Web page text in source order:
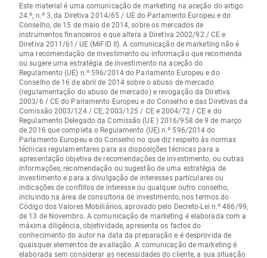
Este material é uma comunicação de marketing na aceção do artigo
24.º, n.º 3, da Diretiva 2014/65 / UE do Parlamento Europeu e do
Conselho, de 15 de maio de 2014, sobre os mercados de
instrumentos financeiros e que altera a Diretiva 2002/92 / CE e
Diretiva 2011/61/ UE (MiFID II). A comunicação de marketing não é
uma recomendação de investimento ou informação que recomenda
ou sugere uma estratégia de investimento na aceção do
Regulamento (UE) n.º 596/2014 do Parlamento Europeu e do
Conselho de 16 de abril de 2014 sobre o abuso de mercado
(regulamentação do abuso de mercado) e revogação da Diretiva
2003/6 / CE do Parlamento Europeu e do Conselho e das Diretivas da
Comissão 2003/124 / CE, 2003/125 / CE e 2004/72 / CE e do
Regulamento Delegado da Comissão (UE ) 2016/958 de 9 de março
de 2016 que completa o Regulamento (UE) n.º 596/2014 do
Parlamento Europeu e do Conselho no que diz respeito às normas
técnicas regulamentares para as disposições técnicas para a
apresentação objetiva de recomendações de investimento, ou outras
informações, recomendação ou sugestão de uma estratégia de
investimento e para a divulgação de interesses particulares ou
indicações de conflitos de interesse ou qualquer outro conselho,
incluindo na área de consultoria de investimento, nos termos do
Código dos Valores Mobiliários, aprovado pelo Decreto-Lei n.º 486/99,
de 13 de Novembro. A comunicação de marketing é elaborada com a
máxima diligência, objetividade, apresenta os factos do
conhecimento do autor na data da preparação e é desprovida de
quaisquer elementos de avaliação. A comunicação de marketing é
elaborada sem considerar as necessidades do cliente, a sua situação